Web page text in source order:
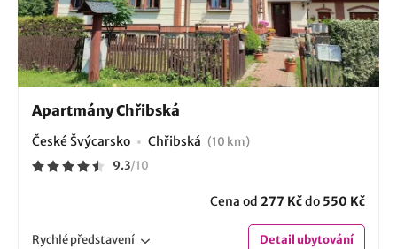
Apartmány Chřibská
České Švýcarsko Chřibská (10 km)
9.3/10
Cena od 277 Kčdo 550 Kč
Rychlépředstavení Detailubytování